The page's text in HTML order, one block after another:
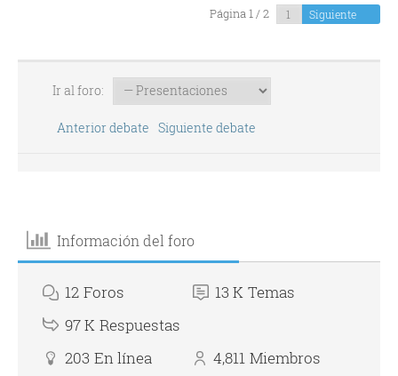
Página 1 / 2 Siguiente
Ir al foro:
Anterior debate Siguiente debate
Información del foro
12 Foros 13 K Temas
97 K Respuestas
203 En línea 4,811 Miembros